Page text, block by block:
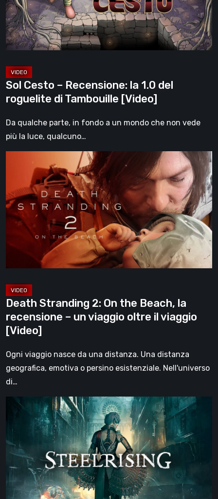
1.0
del
roguelite
di
[Video]
Sol Cesto – Recensione: la 1.0 del
roguelite di Tambouille [Video]
Da qualche parte, in fondo a un mondo che non vede
più la luce, qualcuno…
Stranding
On
the
Beach,
recensione
–
viaggio
oltre
il
viaggio
Death Stranding 2: On the Beach, la
recensione – un viaggio oltre il viaggio
[Video]
Ogni viaggio nasce da una distanza. Una distanza
geografica, emotiva o persino esistenziale. Nell'universo
di…
Steelrising,
recensione:
rivoluzione
sotto
ingranaggi
[Video]